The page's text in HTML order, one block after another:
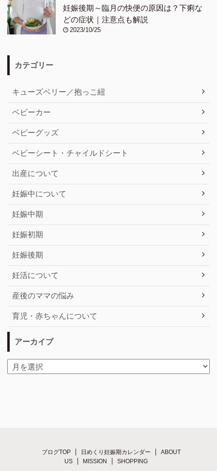
妊娠後期～臨月の快便の原因は？下痢な
どの症状｜注意点も解説
2023/10/25
カテゴリー
キューズベリー／抱っこ紐
ベビーカー
ベビーグッズ
ベビーシート・チャイルドシート
出産について
妊娠中について
妊娠中期
妊娠初期
妊娠後期
妊活について
産後のママの悩み
育児・赤ちゃんについて
アーカイブ
ブログTOP 日めくり妊娠期カレンダー
ABOUT
US
MISSION SHOPPING